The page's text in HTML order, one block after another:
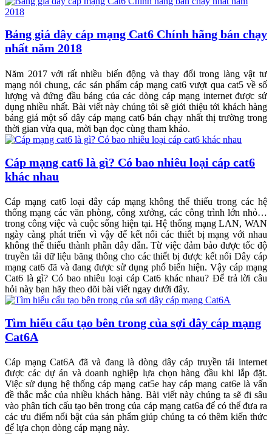
Bảng giá dây cáp mạng Cat6 Chính hãng bán chạy
nhất năm 2018
Năm 2017 với rất nhiều biến động và thay đổi trong làng vật tư
mạng nói chung, các sản phẩm cáp mạng cat6 vượt qua cat5 về số
lượng và đứng đầu bảng của các dòng cáp mạng internet được sử
dụng nhiều nhất. Bài viết này chúng tôi sẽ giới thiệu tới khách hàng
bảng giá một số dây cáp mạng cat6 bán chạy nhất thị trường trong
thời gian vừa qua, mời bạn đọc cùng tham khảo.
Cáp mạng cat6 là gì? Có bao nhiêu loại cáp cat6
khác nhau
Cáp mạng cat6 loại dây cáp mạng không thể thiếu trong các hệ
thống mạng các văn phòng, công xưởng, các công trình lớn nhỏ…
trong công việc và cuộc sống hiện tại. Hệ thống mạng LAN, WAN
ngày càng phát triển vì vậy để kết nối các thiết bị mạng với nhau
không thể thiếu thành phần dây dẫn. Từ việc đảm bảo được tốc độ
truyền tải dữ liệu băng thông cho các thiết bị được kết nối Dây cáp
mạng cat6 đã và đang được sử dụng phổ biến hiện. Vậy cáp mạng
Cat6 là gì? Có bao nhiêu loại cáp Cat6 khác nhau? Để trả lời câu
hỏi này bạn hãy theo dõi bài viết ngay dưới đây.
Tìm hiểu cấu tạo bên trong của sợi dây cáp mạng
Cat6A
Cáp mạng Cat6A đã và đang là dòng dây cáp truyền tải internet
được các dự án và doanh nghiệp lựa chọn hàng đầu khi lắp đặt.
Việc sử dụng hệ thống cáp mạng cat5e hay cáp mạng cat6e là vấn
đề thắc mắc của nhiều khách hàng. Bài viết này chúng ta sẽ đi sâu
vào phân tích cấu tạo bên trong của cáp mạng cat6a để có thể đưa ra
các ưu điểm nổi bật của sản phẩm giúp chúng ta có thêm kiến thức
để lựa chọn dòng cáp mạng này.